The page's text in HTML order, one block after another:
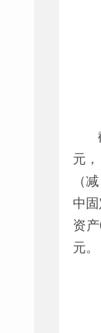
元
（
中
资产
元。